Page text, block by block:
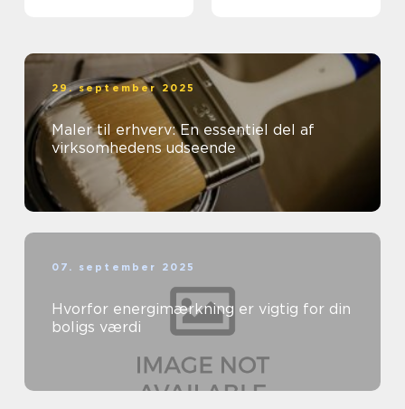
29. september 2025
Maler til erhverv: En essentiel del af
virksomhedens udseende
07. september 2025
Hvorfor energimærkning er vigtig for din
boligs værdi